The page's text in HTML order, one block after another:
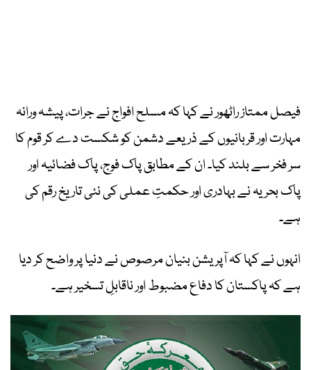
فیصل ممتاز راٹھور نے کہا کہ مسلح افواج نے جرات، پیشہ ورانہ
مہارت اور قربانیوں کے ذریعے دشمن کو شکست دے کر قوم کا
سر فخر سے بلند کیا۔ ان کے مطابق پاک فوج، پاک فضائیہ اور
پاک بحریہ نے بہادری اور حکمتِ عملی کی نئی تاریخ رقم کی
ہے۔
انہوں نے کہا کہ آپریشن بنیان مرصوص نے دنیا پر واضح کر دیا
ہے کہ پاکستان کا دفاع مضبوط اور ناقابلِ تسخیر ہے۔